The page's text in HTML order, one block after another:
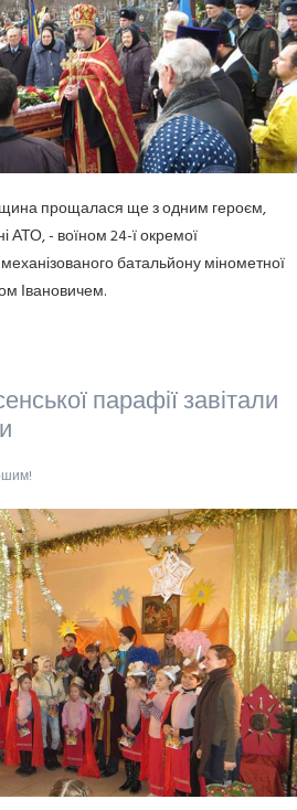
прощалася ще з одним героєм,
АТО, - воїном 24-ї окремої
батальйону мінометної
Івановичем.
парафії завітали